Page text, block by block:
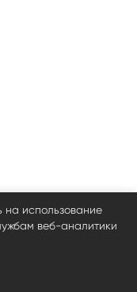
на использование
веб-аналитики